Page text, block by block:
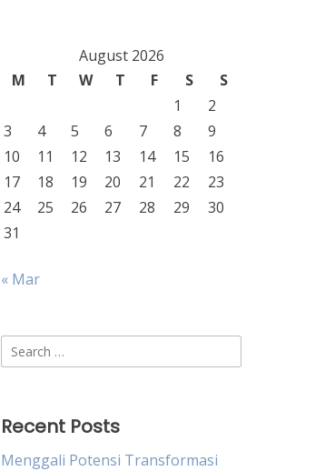
August 2026
M
T W T F S
S
1
2
3
4 5 6 7 8
9
10
11 12 13 14 15
16
17
18 19 20 21 22
23
24
25 26 27 28 29
30
31
« Mar
Search
for:
Recent Posts
Menggali Potensi Transformasi